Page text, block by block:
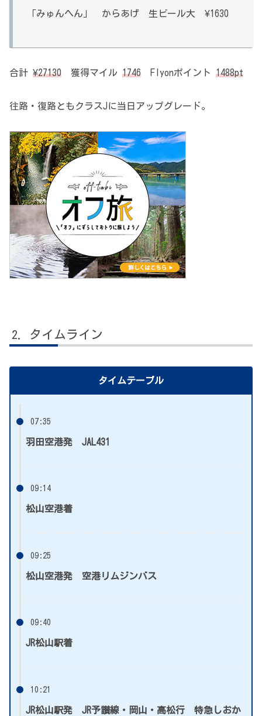
「みゅんへん」 からあげ 生ビール大 ¥1630
合計 ¥27130 獲得マイル 1746 Flyonポイント 1488pt
往路・復路ともクラスJに当日アップグレード。
タイムライン
タイムテーブル
07:35
羽田空港発 JAL431
09:14
松山空港着
09:25
松山空港発 空港リムジンバス
09:40
JR松山駅着
10:21
JR松山駅発 JR予讃線・岡山・高松行 特急しおか